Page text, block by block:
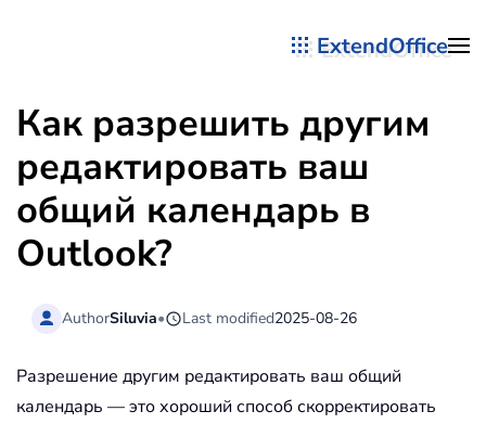
ExtendOffice
Как разрешить другим
редактировать ваш
общий календарь в
Outlook?
AuthorSiluvia• Last modified2025-08-26
Разрешение другим редактировать ваш общий
календарь — это хороший способ скорректировать